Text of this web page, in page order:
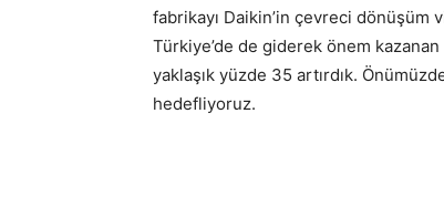
fabrikayı Daikin’in çevreci
Türkiye’de de giderek önem kazanan
yaklaşık yüzde 35 artırdık.
hedefliyoruz.